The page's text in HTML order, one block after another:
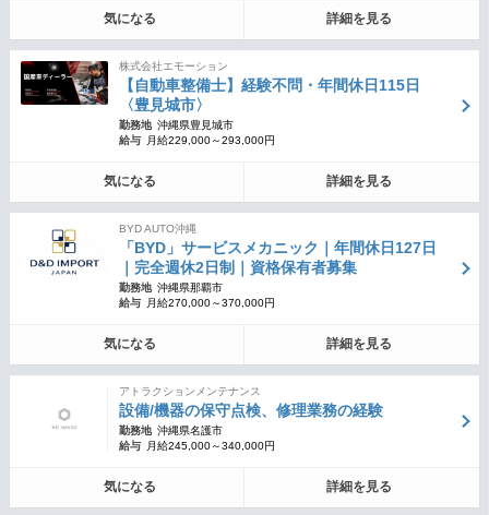
気になる 詳細を見る
株式会社エモーション
【自動車整備士】経験不問・年間休日115日
〈豊見城市〉
勤務地 沖縄県豊見城市
給与
月給229,000～293,000円
気になる 詳細を見る
BYD AUTO沖縄
「BYD」サービスメカニック｜年間休日127日
｜完全週休2日制｜資格保有者募集
勤務地 沖縄県那覇市
給与
月給270,000～370,000円
気になる 詳細を見る
アトラクションメンテナンス
設備/機器の保守点検、修理業務の経験
勤務地 沖縄県名護市
給与
月給245,000～340,000円
気になる 詳細を見る